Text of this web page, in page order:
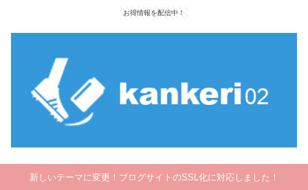
お得情報を配信中！
新しいテーマに変更！ブログサイトのSSL化に対応しました！